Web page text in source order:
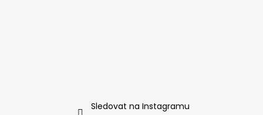
Sledovat na Instagramu